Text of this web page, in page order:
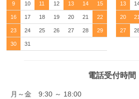
9 10 11 12 13 14 15
16 17 18 19 20 21 22
23 24 25 26 27 28 29
30 31
13
20 21
27
電話受付時間
月～金 9:30 ～ 18:00